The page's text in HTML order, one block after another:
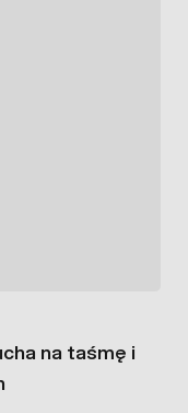
na taśmę i